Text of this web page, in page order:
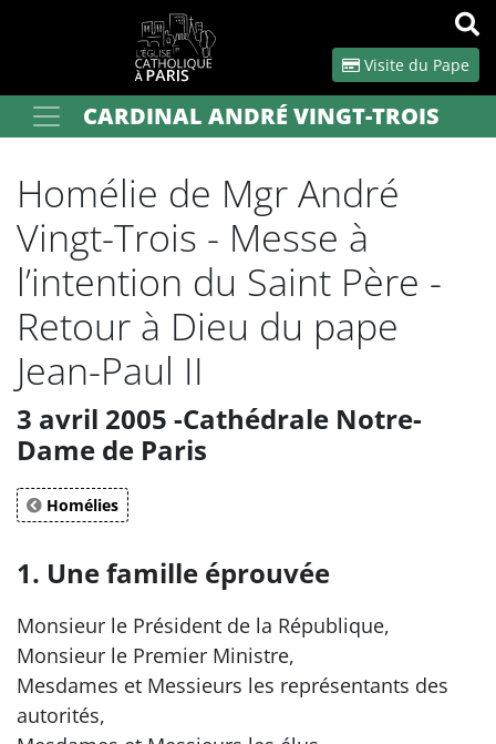
Visite du Pape
Votre recherche OK
CARDINAL ANDRÉ VINGT-TROIS
Homélie de Mgr André
Vingt-Trois - Messe à
l’intention du Saint Père -
Retour à Dieu du pape
Jean-Paul II
3 avril 2005 -Cathédrale Notre-
Dame de Paris
Homélies
1. Une famille éprouvée
Monsieur le Président de la République,
Monsieur le Premier Ministre,
Mesdames et Messieurs les représentants des
autorités,
Panneau de gestion des cookies